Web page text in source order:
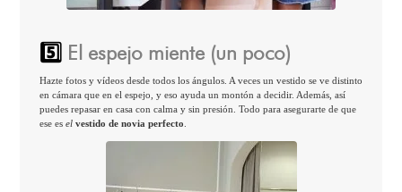
5️⃣El espejo miente (un poco)
Hazte fotos y vídeos desde todos los ángulos. A veces un vestido se ve distinto
en cámara que en el espejo, y eso ayuda un montón a decidir. Además, así
puedes repasar en casa con calma y sin presión. Todo para asegurarte de que
ese es el vestido de novia perfecto